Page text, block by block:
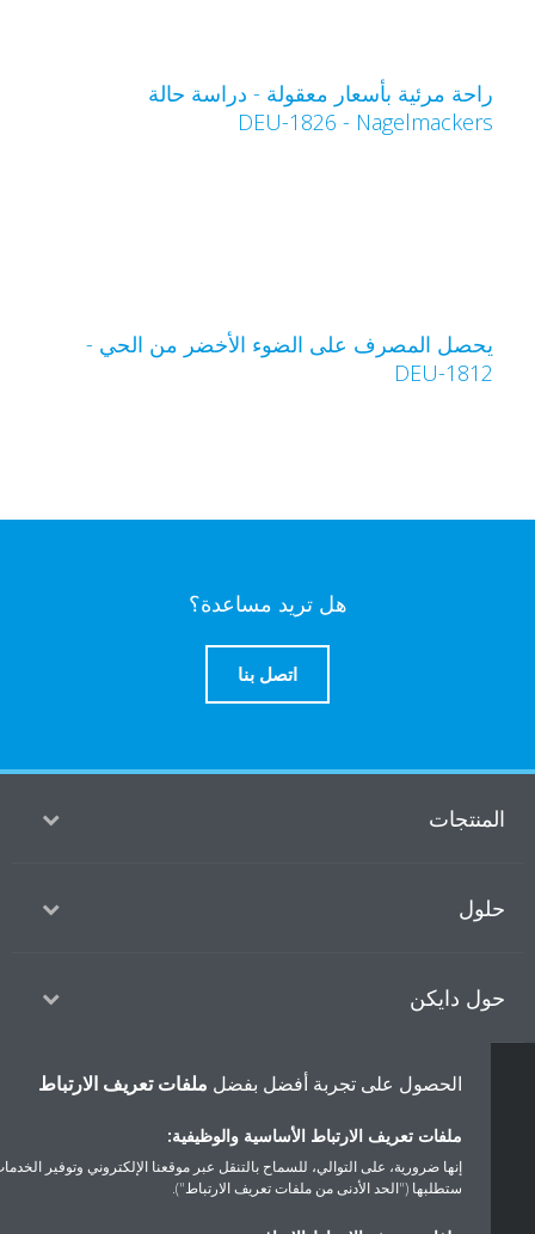
مرئية بأسعار معقولة - دراسة حالة
Nagelmackers‏ - DEU-
المصرف على الضوء الأخضر من الحي -
DEU-
هل تريد مساعدة؟
اتصل بنا
دايكن
إشعار قانوني إشعار ملف تعريف الارتباط
سياسة خصوصية البيانات
أخلاقيات الشركة
الحصول على تجربة أفضل بفضلملفات تعريف الارتباط
ملفات تعريف الارتباط الأساسية والوظيفية:
إنها ضرورية، على التوالي، للسماح بالتنقل عبر موقعنا الإلكتروني وتوفير الخدمات التي
ستطلبها ("الحد الأدنى من ملفات تعريف الارتباط").